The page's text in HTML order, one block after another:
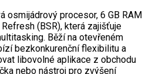
osmijádrový procesor, 6 GB RAM
(BSR), která zajišťuje
Běží na otevřeném
bezkonkurenční flexibilitu a
libovolné aplikace z obchodu
nebo nástroj pro zvýšení